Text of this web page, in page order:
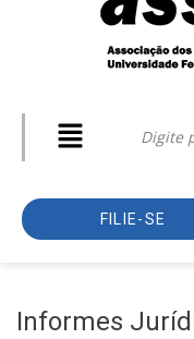
FILIE-SE
Informes